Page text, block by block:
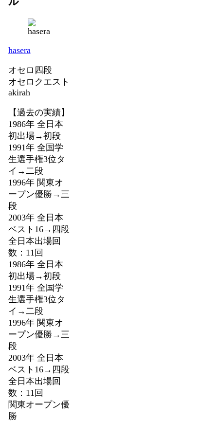
hasera
オセロ四段
オセロクエスト
akirah
【過去の実績】
1986年 全日本
初出場→初段
1991年 全国学
生選手権3位タ
イ→二段
1996年 関東オ
ープン優勝→三
段
2003年 全日本
ベスト16→四段
全日本出場回
数：11回
1986年 全日本
初出場→初段
1991年 全国学
生選手権3位タ
イ→二段
1996年 関東オ
ープン優勝→三
段
2003年 全日本
ベスト16→四段
全日本出場回
数：11回
関東オープン優
勝